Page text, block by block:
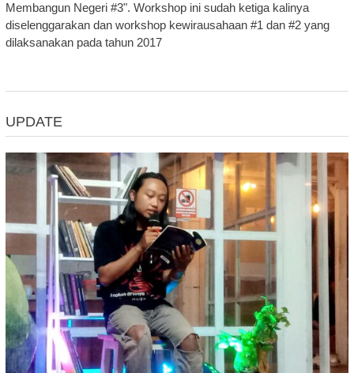
Membangun Negeri #3". Workshop ini sudah ketiga kalinya
diselenggarakan dan workshop kewirausahaan #1 dan #2 yang
dilaksanakan pada tahun 2017
UPDATE